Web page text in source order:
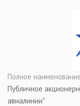
Полное
Публичное
авиалинии"